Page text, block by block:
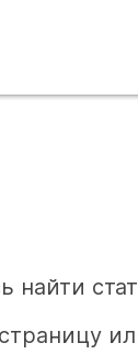
найти